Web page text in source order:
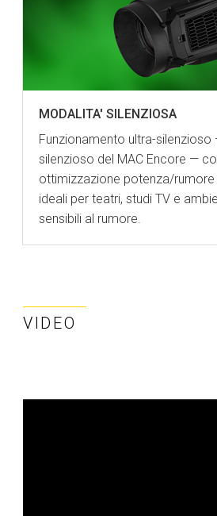
MODALITA' SILENZIOSA
Funzionamento ultra-silenzioso
silenzioso del MAC Encore —
ottimizzazione potenza/rumore
ideali per teatri, studi TV e
sensibili al rumore.
VIDEO